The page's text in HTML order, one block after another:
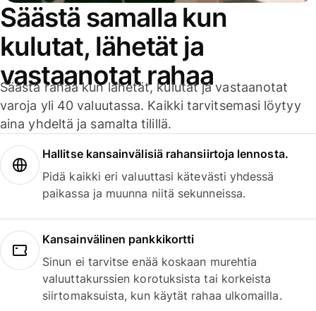
Säästä samalla kun
kulutat, lähetät ja
vastaanotat rahaa
Säästä rahaa kun lähetät, kulutat ja vastaanotat
varoja yli 40 valuutassa. Kaikki tarvitsemasi löytyy
aina yhdeltä ja samalta tilillä.
Hallitse kansainvälisiä rahansiirtoja lennosta.
Pidä kaikki eri valuuttasi kätevästi yhdessä
paikassa ja muunna niitä sekunneissa.
Kansainvälinen pankkikortti
Sinun ei tarvitse enää koskaan murehtia
valuuttakurssien korotuksista tai korkeista
siirtomaksuista, kun käytät rahaa ulkomailla.